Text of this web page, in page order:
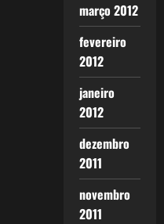
março 2012
fevereiro
2012
janeiro
2012
dezembro
2011
novembro
2011